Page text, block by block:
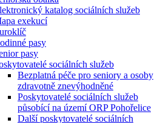
katalog sociálních služeb
exekucí
pasy
pasy
sociálních služeb
Bezplatná péče pro seniory a osoby
zdravotně znevýhodněné
Poskytovatelé sociálních služeb
působící na území ORP Pohořelice
Další poskytovatelé sociálních